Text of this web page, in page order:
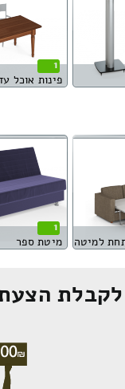
1
פינות אוכל עד 8
למיטה
1
מיטת ספר
לקבלת